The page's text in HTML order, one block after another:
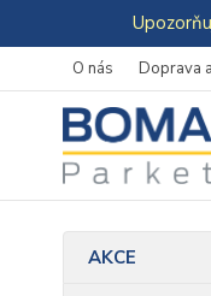
O nás Doprava
AKCE